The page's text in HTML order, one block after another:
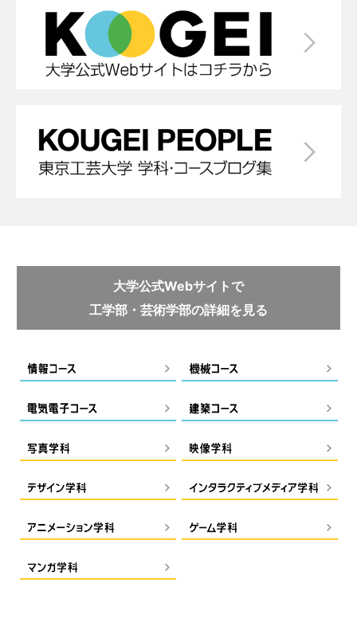
大学公式Webサイトで
工学部・芸術学部の詳細を見る